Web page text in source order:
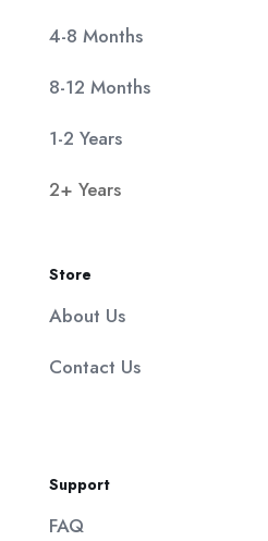
4-8 Months
8-12 Months
1-2 Years
2+ Years
Store
About Us
Contact Us
Support
FAQ